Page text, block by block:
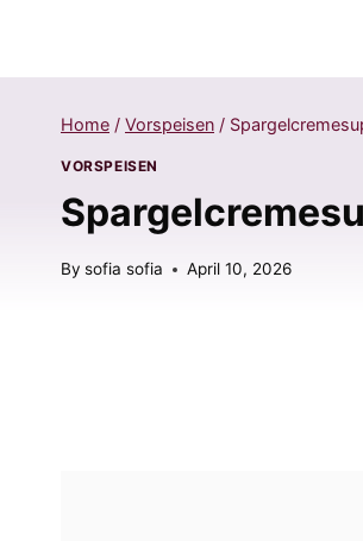
Home / Vorspeisen /
VORSPEISEN
By sofia sofia April 10, 2026